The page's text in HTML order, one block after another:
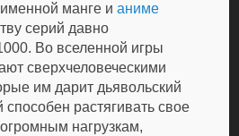
манге ианиме
серий давно
Во вселенной игры
сверхчеловеческими
им дарит дьявольский
растягивать свое
нагрузкам,